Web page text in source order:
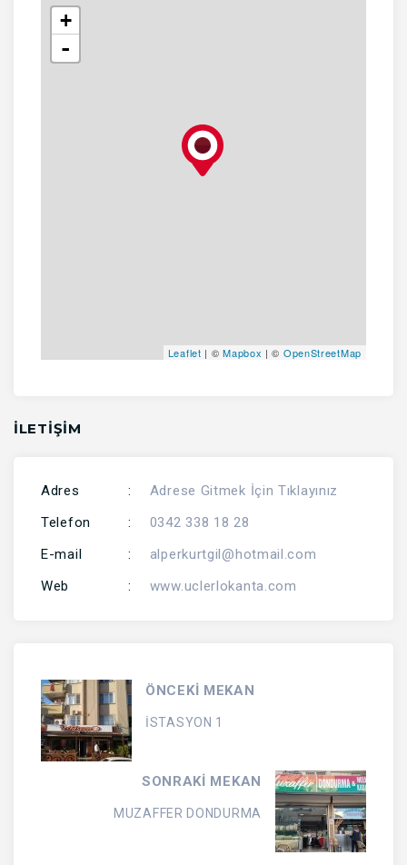
+
-
Leaflet | ©Mapbox | © OpenStreetMap
İLETİŞİM
Adres :
Adrese Gitmek İçin Tıklayınız
Telefon
:
0342 338 18 28
E-mail
:
alperkurtgil@hotmail.com
Web
: www.uclerlokanta.com
ÖNCEKİ MEKAN
İSTASYON 1
SONRAKİ MEKAN
MUZAFFER DONDURMA